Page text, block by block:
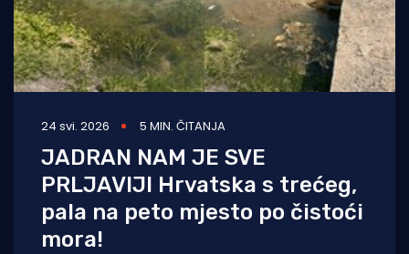
24 svi. 2026 5 MIN. ČITANJA
JADRAN NAM JE SVE
PRLJAVIJI Hrvatska s trećeg,
pala na peto mjesto po čistoći
mora!